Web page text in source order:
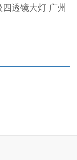
透镜大灯 广州